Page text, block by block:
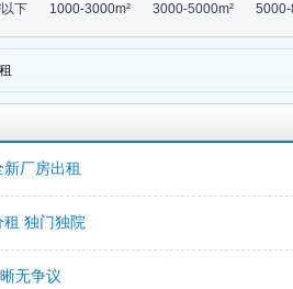
下 1000-3000m² 3000-5000m² 5000-
厂房出租
独门独院
无争议